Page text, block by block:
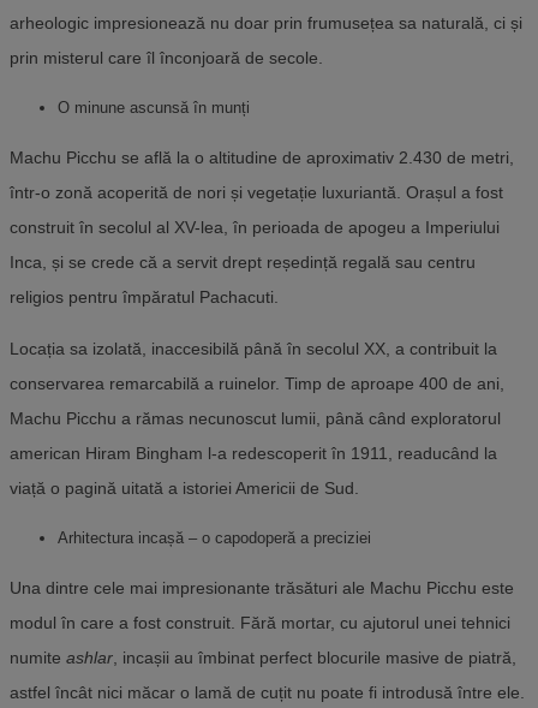
arheologic impresionează nu doar prin frumusețea sa naturală, ci și
prin misterul care îl înconjoară de secole.
O minune ascunsă în munți
Machu Picchu se află la o altitudine de aproximativ 2.430 de metri,
într-o zonă acoperită de nori și vegetație luxuriantă. Orașul a fost
construit în secolul al XV-lea, în perioada de apogeu a Imperiului
Inca, și se crede că a servit drept reședință regală sau centru
religios pentru împăratul Pachacuti.
Locația sa izolată, inaccesibilă până în secolul XX, a contribuit la
conservarea remarcabilă a ruinelor. Timp de aproape 400 de ani,
Machu Picchu a rămas necunoscut lumii, până când exploratorul
american Hiram Bingham l-a redescoperit în 1911, readucând la
viață o pagină uitată a istoriei Americii de Sud.
Arhitectura incașă – o capodoperă a preciziei
Una dintre cele mai impresionante trăsături ale Machu Picchu este
modul în care a fost construit. Fără mortar, cu ajutorul unei tehnici
numite ashlar , incașii au îmbinat perfect blocurile masive de piatră,
astfel încât nici măcar o lamă de cuțit nu poate fi introdusă între ele.